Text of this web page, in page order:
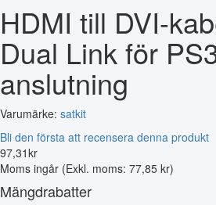
HDMI till DVI-
Dual Link för
anslutning
Varumärke: satkit
Bli den första att recensera denna produkt
97,31kr
Moms ingår (Exkl. moms: 77,85 kr)
Mängdrabatter